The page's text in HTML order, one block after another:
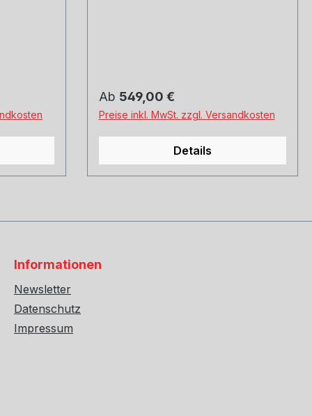
Regulärer Preis:
Ab 549,00 €
Preise inkl. MwSt. zzgl. Versandkosten
Details
Informationen
Newsletter
Datenschutz
Impressum